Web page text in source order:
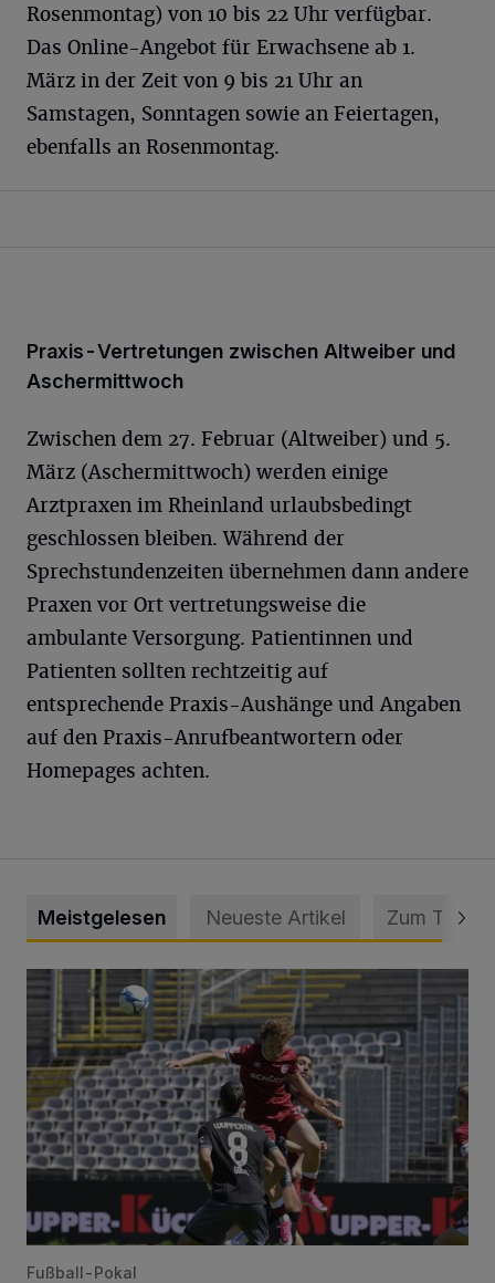
Rosenmontag) von 10 bis 22 Uhr verfügbar.
Das Online-Angebot für Erwachsene ab 1.
März in der Zeit von 9 bis 21 Uhr an
Samstagen, Sonntagen sowie an Feiertagen,
ebenfalls an Rosenmontag.
Praxis-Vertretungen zwischen Altweiber und
Aschermittwoch
Zwischen dem 27. Februar (Altweiber) und 5.
März (Aschermittwoch) werden einige
Arztpraxen im Rheinland urlaubsbedingt
geschlossen bleiben. Während der
Sprechstundenzeiten übernehmen dann andere
Praxen vor Ort vertretungsweise die
ambulante Versorgung. Patientinnen und
Patienten sollten rechtzeitig auf
entsprechende Praxis-Aushänge und Angaben
auf den Praxis-Anrufbeantwortern oder
Homepages achten.
Meistgelesen Neueste Artikel Zum Thema
WSV: Übertragung im Barmer Bahnhof und klare Ansage
Fußball-Pokal